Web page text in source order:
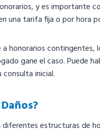
y es importante
una tarifa fija o por hora
honorarios contingentes,
gane el caso. Puede
inicial.
estructuras de